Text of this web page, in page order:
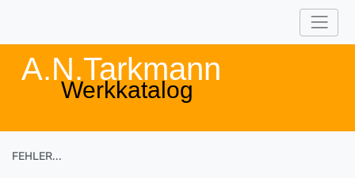
A.N.Tarkmann
Werkkatalog
FEHLER...